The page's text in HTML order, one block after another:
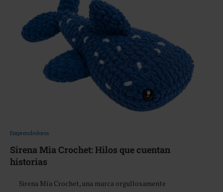
Emprendedores
Sirena Mia Crochet: Hilos que cuentan
historias
Sirena Mía Crochet, una marca orgullosamente